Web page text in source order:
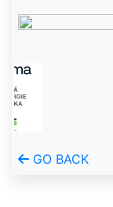
GO BACK